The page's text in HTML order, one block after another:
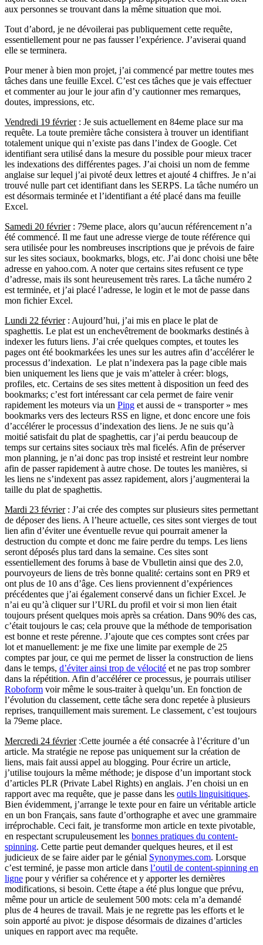
aux personnes se trouvant dans la même situation que moi.
Tout d’abord, je ne dévoilerai pas publiquement cette requête,
essentiellement pour ne pas fausser l’expérience. J’aviserai quand
elle se terminera.
Pour mener à bien mon projet, j’ai commencé par mettre toutes mes
tâches dans une feuille Excel. C’est ces tâches que je vais effectuer
et commenter au jour le jour afin d’y cautionner mes remarques,
doutes, impressions, etc.
Vendredi 19 février: Je suis actuellement en 84eme place sur ma
requête. La toute première tâche consistera à trouver un identifiant
totalement unique qui n’existe pas dans l’index de Google. Cet
identifiant sera utilisé dans la mesure du possible pour mieux tracer
les indexations des différentes pages. J’ai choisi un nom de femme
anglaise sur lequel j’ai pivoté deux lettres et ajouté 4 chiffres. Je n’ai
trouvé nulle part cet identifiant dans les SERPS. La tâche numéro un
est désormais terminée et l’identifiant a été placé dans ma feuille
Excel.
Samedi 20 février: 79eme place, alors qu’aucun référencement n’a
été commencé. Il me faut une adresse vierge de toute référence qui
sera utilisée pour les nombreuses inscriptions que je prévois de faire
sur les sites sociaux, bookmarks, blogs, etc. J’ai donc choisi une bête
adresse en yahoo.com. A noter que certains sites refusent ce type
d’adresse, mais ils sont heureusement très rares. La tâche numéro 2
est terminée, et j’ai placé l’adresse, le login et le mot de passe dans
mon fichier Excel.
Lundi 22 février: Aujourd’hui, j’ai mis en place le plat de
spaghettis. Le plat est un enchevêtrement de bookmarks destinés à
indexer les futurs liens. J’ai crée quelques comptes, et toutes les
pages ont été bookmarkées les unes sur les autres afin d’accélérer le
processus d’indexation. Le plat n’indexera pas la page cible mais
bien uniquement les liens que je vais m’atteler à créer: blogs,
profiles, etc. Certains de ses sites mettent à disposition un feed des
bookmarks; c’est fort intéressant car cela permet de faire venir
rapidement les moteurs via un Ping et aussi de « transporter » mes
bookmarks vers des lecteurs RSS en ligne, et donc encore une fois
d’accélérer le processus d’indexation des liens. Je ne suis qu’à
moitié satisfait du plat de spaghettis, car j’ai perdu beaucoup de
temps sur certains sites sociaux très mal ficelés. Afin de préserver
mon planning, je n’ai donc pas trop insisté et restreint leur nombre
afin de passer rapidement à autre chose. De toutes les manières, si
les liens ne s’indexent pas assez rapidement, alors j’augmenterai la
taille du plat de spaghettis.
Mardi 23 février: J’ai crée des comptes sur plusieurs sites permettant
de déposer des liens. A l’heure actuelle, ces sites sont vierges de tout
lien afin d’éviter une éventuelle revue qui pourrait amener la
destruction du compte et donc me faire perdre du temps. Les liens
seront déposés plus tard dans la semaine. Ces sites sont
essentiellement des forums à base de Vbulletin ainsi que des 2.0,
pourvoyeurs de liens de très bonne qualité: certains sont en PR9 et
ont plus de 10 ans d’âge. Ces liens proviennent d’expériences
précédentes que j’ai également conservé dans un fichier Excel. Je
n’ai eu qu’à cliquer sur l’URL du profil et voir si mon lien était
toujours présent quelques mois après sa création. Dans 90% des cas,
c’était toujours le cas; cela prouve que la méthode de temporisation
est bonne et reste pérenne. J’ajoute que ces comptes sont crées par
lot et manuellement: je me fixe une limite par exemple de 25
comptes par jour, ce qui me permet de lisser la construction de liens
dans le temps, d’éviter ainsi trop de vélocité et ne pas trop sombrer
dans la répétition. Afin d’accélérer ce processus, je pourrais utiliser
Roboform voir même le sous-traiter à quelqu’un. En fonction de
l’évolution du classement, cette tâche sera donc repetée à plusieurs
reprises, tranquillement mais surement. Le classement, c’est toujours
la 79eme place.
Mercredi 24 février:Cette journée a été consacrée à l’écriture d’un
article. Ma stratégie ne repose pas uniquement sur la création de
liens, mais fait aussi appel au blogging. Pour écrire un article,
j’utilise toujours la même méthode; je dispose d’un important stock
d’articles PLR (Private Label Rights) en anglais. J’en choisi un en
rapport avec ma requête, que je passe dans les outils linguisitiques.
Bien évidemment, j’arrange le texte pour en faire un véritable article
en un bon Français, sans faute d’orthographe et avec une grammaire
irréprochable. Ceci fait, je transforme mon article en texte pivotable,
en respectant scrupuleusement les bonnes pratiques du content-
spinning. Cette partie peut demander quelques heures, et il est
judicieux de se faire aider par le génial Synonymes.com. Lorsque
c’est terminé, je passe mon article dans l’outil de content-spinning en
ligne pour y vérifier sa cohérence et y apporter les dernières
modifications, si besoin. Cette étape a été plus longue que prévu,
même pour un article de seulement 500 mots: cela m’a demandé
plus de 4 heures de travail. Mais je ne regrette pas les efforts et le
soin apporté au pivot: je dispose désormais de dizaines d’articles
uniques en rapport avec ma requête.